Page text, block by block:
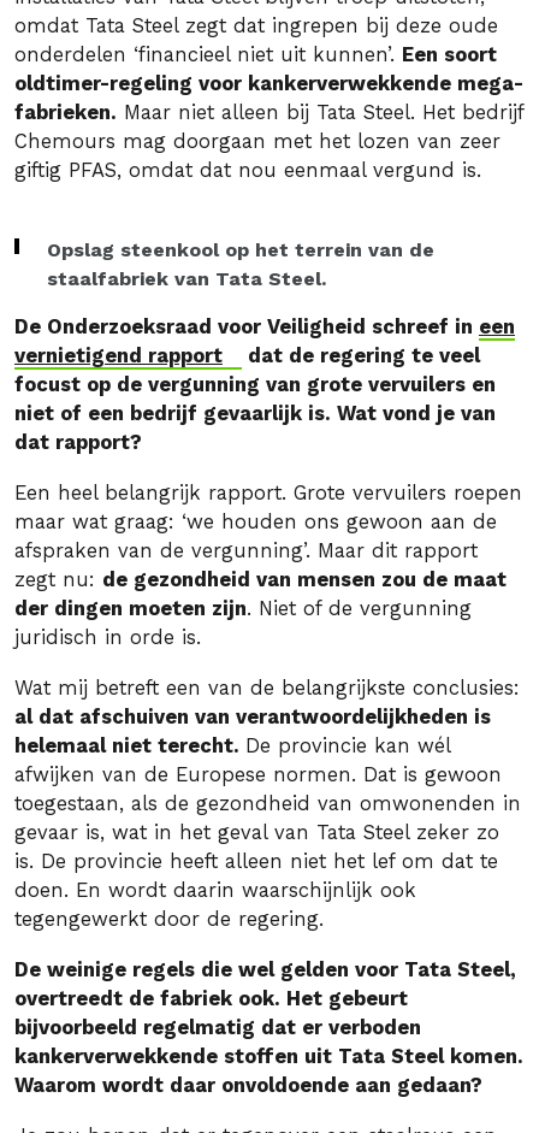
omdat Tata Steel zegt dat ingrepen bij deze oude
onderdelen ‘financieel niet uit kunnen’. Een soort
oldtimer-regeling voor kankerverwekkende mega-
fabrieken. Maar niet alleen bij Tata Steel. Het bedrijf
Chemours mag doorgaan met het lozen van zeer
giftig PFAS, omdat dat nou eenmaal vergund is.
Opslag steenkool op het terrein van de
staalfabriek van Tata Steel.
De Onderzoeksraad voor Veiligheid schreef in een
vernietigend rapport
dat de regering te veel
focust op de vergunning van grote vervuilers en
niet of een bedrijf gevaarlijk is. Wat vond je van
dat rapport?
Een heel belangrijk rapport. Grote vervuilers roepen
maar wat graag: ‘we houden ons gewoon aan de
afspraken van de vergunning’. Maar dit rapport
zegt nu: de gezondheid van mensen zou de maat
der dingen moeten zijn. Niet of de vergunning
juridisch in orde is.
Wat mij betreft een van de belangrijkste conclusies:
al dat afschuiven van verantwoordelijkheden is
helemaal niet terecht. De provincie kan wél
afwijken van de Europese normen. Dat is gewoon
toegestaan, als de gezondheid van omwonenden in
gevaar is, wat in het geval van Tata Steel zeker zo
is. De provincie heeft alleen niet het lef om dat te
doen. En wordt daarin waarschijnlijk ook
tegengewerkt door de regering.
De weinige regels die wel gelden voor Tata Steel,
overtreedt de fabriek ook. Het gebeurt
bijvoorbeeld regelmatig dat er verboden
kankerverwekkende stoffen uit Tata Steel komen.
Waarom wordt daar onvoldoende aan gedaan?